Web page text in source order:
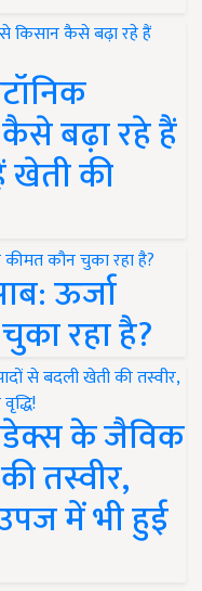
बढ़ा रहे हैं
खेती की
ऊर्जा
रहा है?
के जैविक
तस्वीर,
में भी हुई